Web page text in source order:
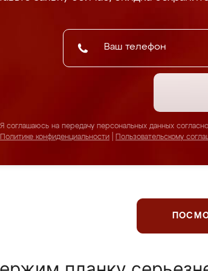
Я соглашаюсь на передачу персональных данных согласно
Политике конфиденциальности
Пользовательскому